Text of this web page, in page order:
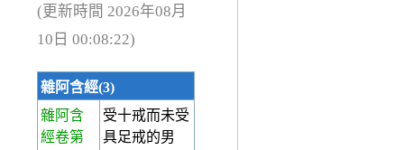
(更新時間 2026年08月
10日 00:08:22)
雜阿含經(3)
雜阿含
經卷第
受十戒而未受
具足戒的男